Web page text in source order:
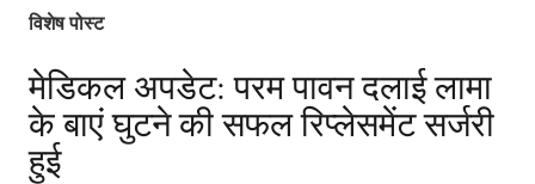
विशेष पोस्ट
मेडिकल अपडेट: परम पावन दलाई लामा
के बाएं घुटने की सफल रिप्लेसमेंट सर्जरी
हुई